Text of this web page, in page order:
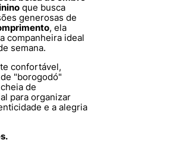
que busca
generosas de
, ela
companheira ideal
semana.
confortável,
"borogodó"
de
para organizar
e a alegria